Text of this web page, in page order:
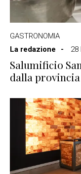
GASTRONOMIA
La redazione
28
Salumificio
dalla